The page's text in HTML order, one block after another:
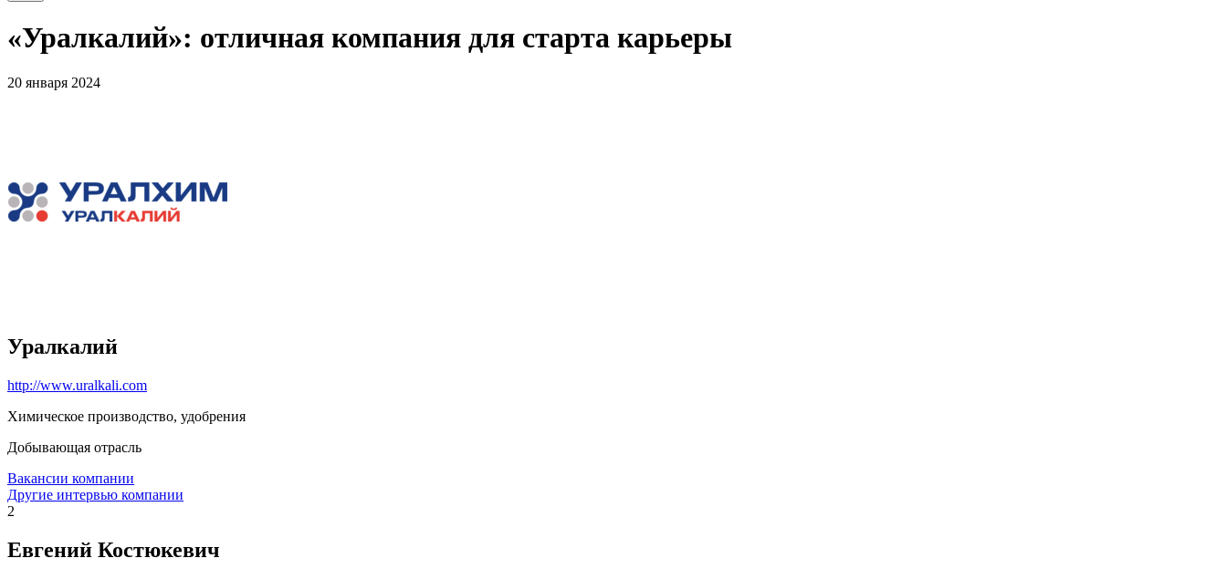
«Уралкалий»: отличная компания для старта карьеры
20 января 2024
Уралкалий
http://www.uralkali.com
Химическое производство, удобрения
Добывающая отрасль
Вакансии компании
Другие интервью компании
2
Евгений Костюкевич